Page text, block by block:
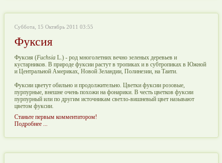
Суббота, 15 Октябрь 2011 03:55
Фуксия
Фуксия (FuchsiaL.) - род многолетних вечно зеленых деревьев и
кустарников. В природе фуксии растут в тропиках и в субтропиках в Южной
и Центральной Америках, Новой Зеландии, Полинезии, на Таити.
Фуксии цветут обильно и продолжительно. Цветки фуксии розовые,
пурпурные, внешне очень похожи на фонарики. В честь цветков фуксии
пурпурный или по другим источникам светло-вишневый цвет называют
цветом фуксии.
Станьте первым комментатором!
Подробнее ...